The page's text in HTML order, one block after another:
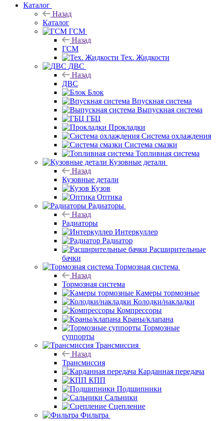
Каталог
Назад
Каталог
ГСМ
Назад
ГСМ
Тех. Жидкости
ДВС
Назад
ДВС
Блок
Впускная система
Выпускная система
ГБЦ
Прокладки
Система охлаждения
Система смазки
Топливная система
Кузовные детали
Назад
Кузовные детали
Кузов
Оптика
Радиаторы
Назад
Радиаторы
Интеркуллер
Радиатор
Расширительные
бачки
Тормозная система
Назад
Тормозная система
Камеры тормозные
Колодки/накладки
Компрессоры
Краны/клапана
Тормозные
суппорты
Трансмиссия
Назад
Трансмиссия
Карданная передача
КПП
Подшипники
Сальники
Сцепление
Фильтра